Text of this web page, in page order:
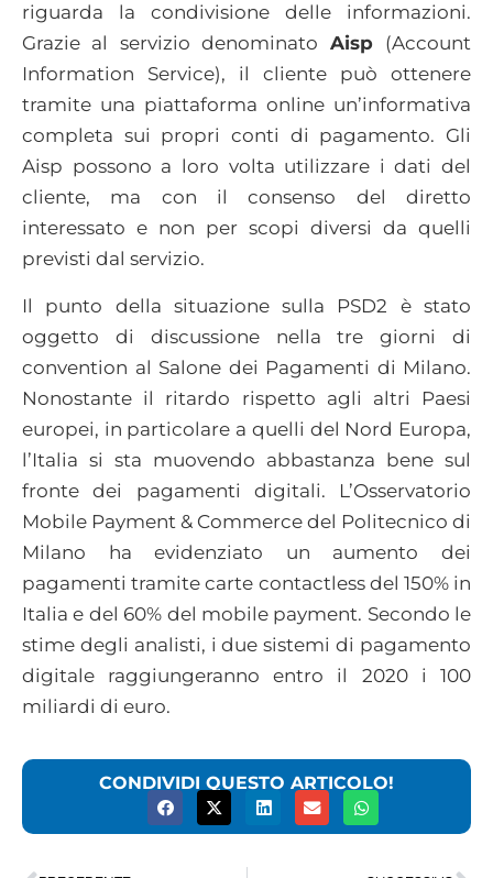
riguarda la condivisione delle informazioni.
Grazie al servizio denominato Aisp (Account
Information Service), il cliente può ottenere
tramite una piattaforma online un’informativa
completa sui propri conti di pagamento. Gli
Aisp possono a loro volta utilizzare i dati del
cliente, ma con il consenso del diretto
interessato e non per scopi diversi da quelli
previsti dal servizio.
Il punto della situazione sulla PSD2 è stato
oggetto di discussione nella tre giorni di
convention al Salone dei Pagamenti di Milano.
Nonostante il ritardo rispetto agli altri Paesi
europei, in particolare a quelli del Nord Europa,
l’Italia si sta muovendo abbastanza bene sul
fronte dei pagamenti digitali. L’Osservatorio
Mobile Payment & Commerce del Politecnico di
Milano ha evidenziato un aumento dei
pagamenti tramite carte contactless del 150% in
Italia e del 60% del mobile payment. Secondo le
stime degli analisti, i due sistemi di pagamento
digitale raggiungeranno entro il 2020 i 100
miliardi di euro.
CONDIVIDI QUESTO ARTICOLO!